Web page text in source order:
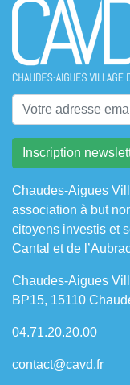
Chaudes-Aigues
association à but
citoyens investis et
Cantal et de
Chaudes-Aigues
BP15, 15110
04.71.20.20.00
contact@cavd.fr